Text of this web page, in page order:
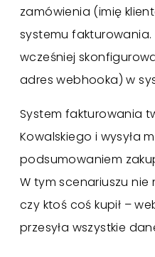
zamówienia (imię
systemu
wcześniej
adres webhooka) w
System fakturowania
Kowalskiego i wysyła
podsumowaniem
W tym scenariuszu
czy ktoś coś kupił –
przesyła wszystkie